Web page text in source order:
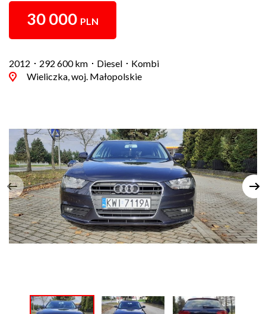
30 000 PLN
2012 292 600 km Diesel
Kombi
Wieliczka, woj. Małopolskie